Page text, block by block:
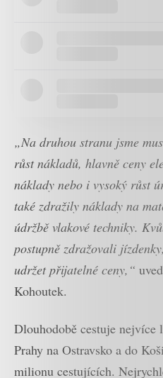
„Na druhou stranu jsme
růst nákladů, hlavně ceny
náklady nebo i vysoký růst
také zdražily náklady na
údržbě vlakové techniky.
postupně zdražovali
udržet přijatelné ceny,“
Kohoutek.
Dlouhodobě cestuje
Prahy na Ostravsko a do
milionu cestujících.